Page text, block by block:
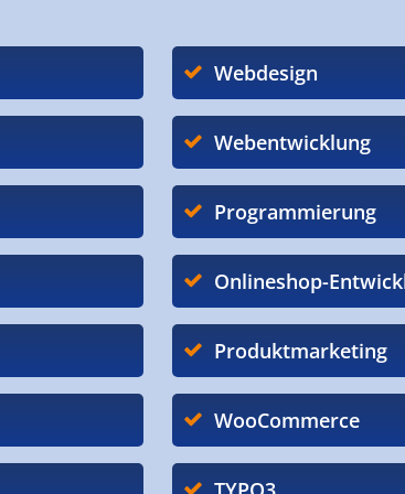
Webdesign
Webentwicklung
Programmierung
Onlineshop-
Produktmarketing
WooCommerce